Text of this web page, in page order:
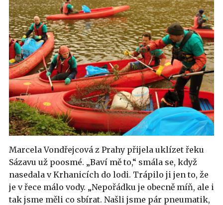
Marcela Vondřejcová z Prahy přijela uklízet řeku
Sázavu už poosmé. „Baví mě to,“ smála se, když
nasedala v Krhanicích do lodi. Trápilo ji jen to, že
je v řece málo vody. „Nepořádku je obecně míň, ale i
tak jsme měli co sbírat. Našli jsme pár pneumatik,